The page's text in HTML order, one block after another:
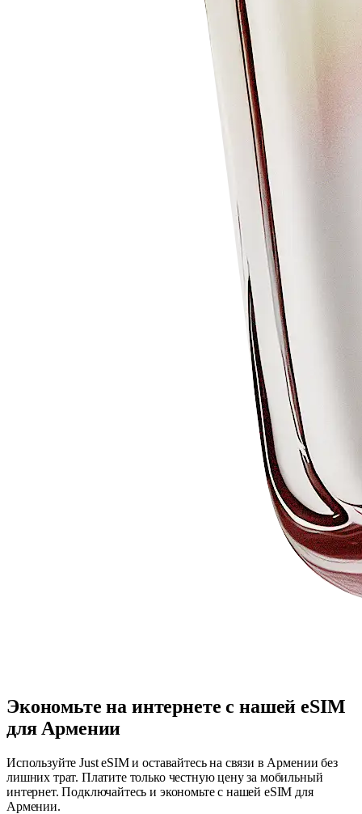
Экономьте на интернете с нашей eSIM
для Армении
Используйте Just eSIM и оставайтесь на связи в Армении без
лишних трат. Платите только честную цену за мобильный
интернет. Подключайтесь и экономьте с нашей eSIM для
Армении.